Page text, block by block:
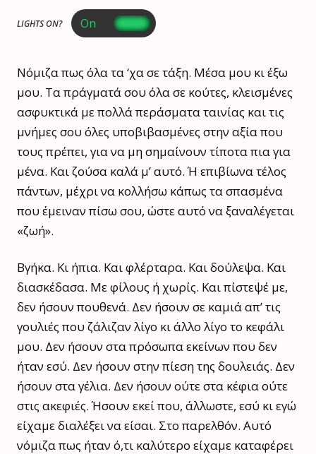
LIGHTS ON?
Νόμιζα πως όλα τα ‘χα σε τάξη. Μέσα μου κι έξω
μου. Τα πράγματά σου όλα σε κούτες, κλεισμένες
ασφυκτικά με πολλά περάσματα ταινίας και τις
μνήμες σου όλες υποβιβασμένες στην αξία που
τους πρέπει, για να μη σημαίνουν τίποτα πια για
μένα. Και ζούσα καλά μ’ αυτό. Ή επιβίωνα τέλος
πάντων, μέχρι να κολλήσω κάπως τα σπασμένα
που έμειναν πίσω σου, ώστε αυτό να ξαναλέγεται
«ζωή».
Βγήκα. Κι ήπια. Και φλέρταρα. Και δούλεψα. Και
διασκέδασα. Με φίλους ή χωρίς. Και πίστεψέ με,
δεν ήσουν πουθενά. Δεν ήσουν σε καμιά απ’ τις
γουλιές που ζάλιζαν λίγο κι άλλο λίγο το κεφάλι
μου. Δεν ήσουν στα πρόσωπα εκείνων που δεν
ήταν εσύ. Δεν ήσουν στην πίεση της δουλειάς. Δεν
ήσουν στα γέλια. Δεν ήσουν ούτε στα κέφια ούτε
στις ακεφιές. Ήσουν εκεί που, άλλωστε, εσύ κι εγώ
είχαμε διαλέξει να είσαι. Στο παρελθόν. Αυτό
νόμιζα πως ήταν ό,τι καλύτερο είχαμε καταφέρει